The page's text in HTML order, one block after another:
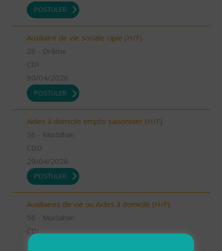
POSTULER
Auxiliaire de vie sociale Upie (H/F)
26 - Drôme
CDI
30/04/2026
POSTULER
Aides à domicile emploi saisonnier (H/F)
56 - Morbihan
CDD
29/04/2026
POSTULER
Auxiliaires de vie ou Aides à domicile (H/F)
56 - Morbihan
CDI
29/04/2026